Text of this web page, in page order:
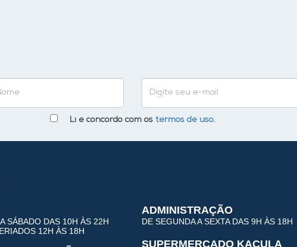
Li e concordo com os termos de uso.
SÁBADO DAS 10H ÀS 22H
12H ÀS 18H
ADMINISTRAÇÃO
DE SEGUNDA A SEXTA DAS 9H ÀS 18H
SUPERMERCADO KAÇULA